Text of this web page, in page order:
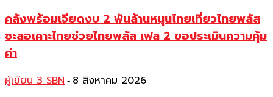
คลังพร้อมเจียดงบ 2 พันล้านหนุนไทยเที่ยวไทยพลัส
ชะลอเคาะไทยช่วยไทยพลัส เฟส 2 ขอประเมินความคุ้ม
ค่า
ผู้เขียน 3 SBN - 8 สิงหาคม 2026